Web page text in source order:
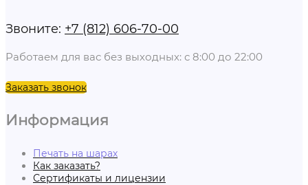
Звоните: +7 (812) 606-70-00
Работаем для вас без выходных: с 8:00 до 22:00
Заказать звонок
Информация
Печать на шарах
Как заказать?
Сертификаты и лицензии